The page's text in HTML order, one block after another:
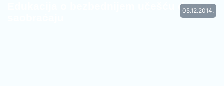
05.12.2014.
Edukacija o bezbednijem učešću dece u